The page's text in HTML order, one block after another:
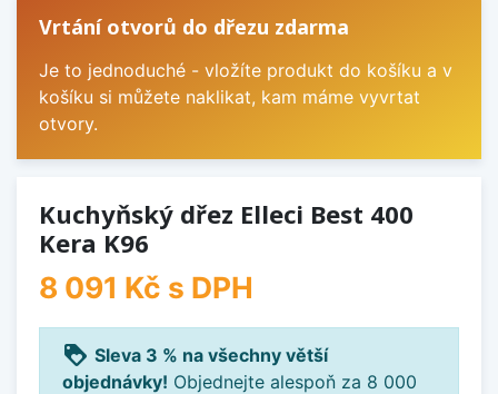
Vrtání otvorů do dřezu zdarma
Je to jednoduché - vložíte produkt do košíku a v
košíku si můžete naklikat, kam máme vyvrtat
otvory.
Kuchyňský dřez Elleci Best 400
Kera K96
8 091 Kč s DPH
loyalty Sleva 3 % na všechny větší
objednávky! Objednejte alespoň za 8 000